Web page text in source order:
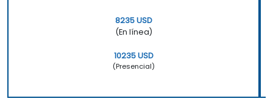
8235 USD
(En línea)
10235 USD
(Presencial)